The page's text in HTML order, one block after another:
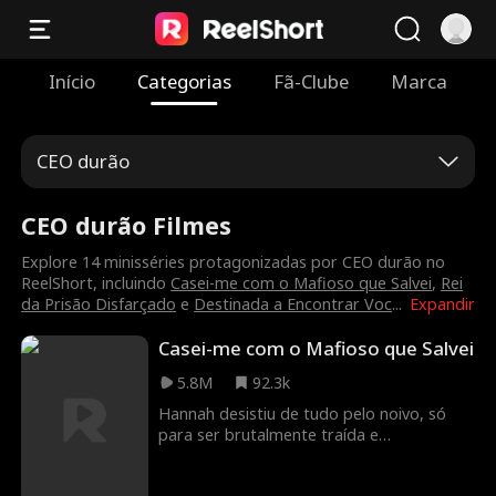
Início Categorias Fã-Clube Marca
CEO durão
CEO durão Filmes
Expandir
Explore 14 minisséries protagonizadas por CEO durão no
ReelShort, incluindoCasei-me com o Mafioso que Salvei, Rei
da Prisão Disfarçado e Destinada a Encontrar Voc...
Casei-me com o Mafioso que Salvei
5.8M
92.3k
Hannah desistiu de tudo pelo noivo, só
para ser brutalmente traída e